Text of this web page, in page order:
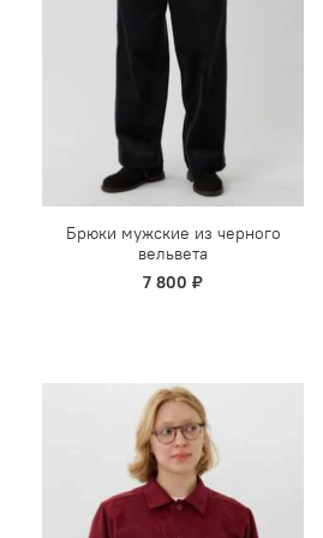
Брюки мужские из черного
вельвета
7 800 ₽